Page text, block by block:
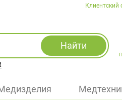
Клиентский
Найти
Избранное
Войти